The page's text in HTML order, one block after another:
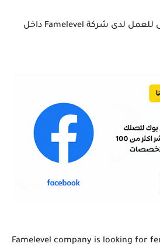
مطلوب مدير حساب أنثى للعمل لدى شركة Famelevel داخل
Famelevel company is looking for